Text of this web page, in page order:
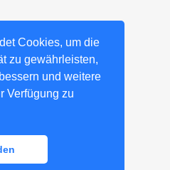
Cookies, um die
zu gewährleisten,
und weitere
Verfügung zu